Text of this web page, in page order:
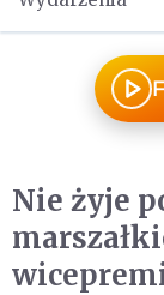
Nie żyje